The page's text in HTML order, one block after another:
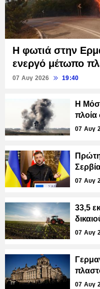
Η φωτιά στην
ενεργό μέτωπο
07 Αυγ 2026 19:40
Η
07 Αυγ
07 Αυγ
33,5
07 Αυγ
07 Αυγ